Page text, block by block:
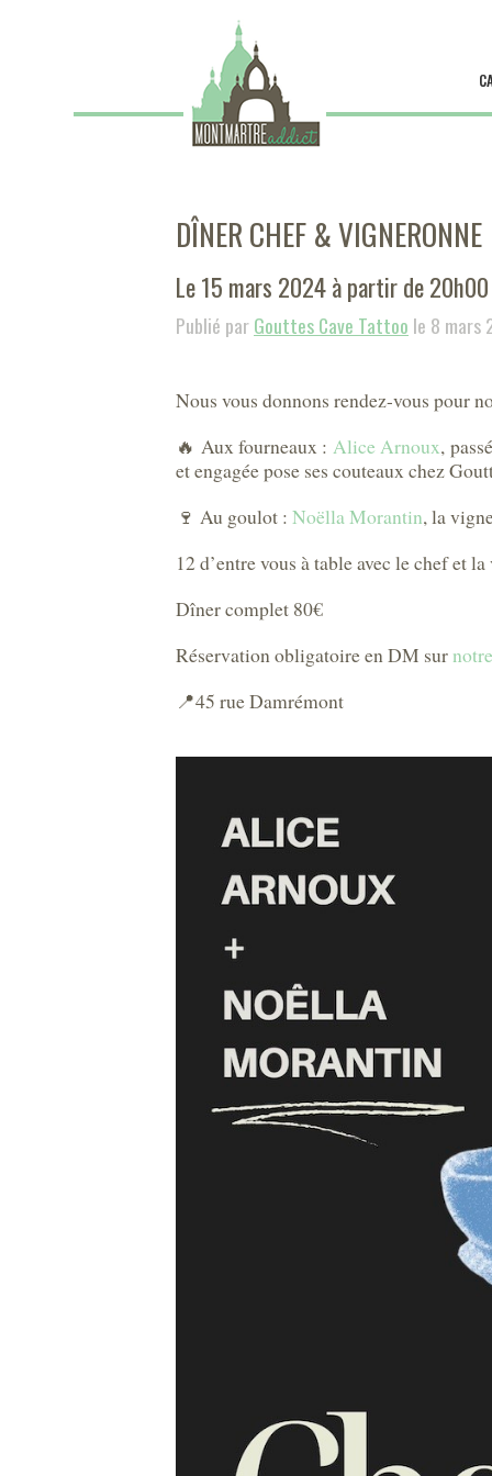
DÎNER CHEF & VIGNERONNE
Le 15 mars 2024 à partir de 20h00
Publié parGouttes Cave Tattoo le 8 mars
Nous vous donnons rendez-vous pour
🔥 Aux fourneaux : Alice Arnoux,
et engagée pose ses couteaux chez
🍷 Au goulot : Noëlla Morantin, la
12 d’entre vous à table avec le chef et
Dîner complet 80€
Réservation obligatoire en DM sur
📍45 rue Damrémont